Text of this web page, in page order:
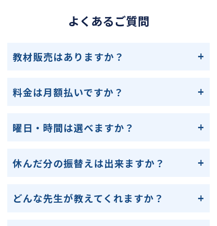
よくあるご質問
教材販売はありますか？
料金は月額払いですか？
曜日・時間は選べますか？
休んだ分の振替えは出来ますか？
どんな先生が教えてくれますか？